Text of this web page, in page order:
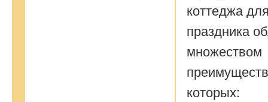
коттеджа
праздника
множеством
которых: